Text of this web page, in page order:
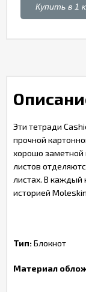
Купить в 1
Эти тетради
прочной
хорошо заметной
листов
листах. В каждый
историей
Тип:Блокнот
Материал